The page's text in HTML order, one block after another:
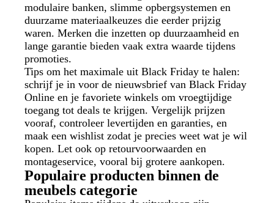
modulaire banken, slimme opbergsystemen en
duurzame materiaalkeuzes die eerder prijzig
waren. Merken die inzetten op duurzaamheid en
lange garantie bieden vaak extra waarde tijdens
promoties.
Tips om het maximale uit Black Friday te halen:
schrijf je in voor de nieuwsbrief van Black Friday
Online en je favoriete winkels om vroegtijdige
toegang tot deals te krijgen. Vergelijk prijzen
vooraf, controleer levertijden en garanties, en
maak een wishlist zodat je precies weet wat je wil
kopen. Let ook op retourvoorwaarden en
montageservice, vooral bij grotere aankopen.
Populaire producten binnen de
meubels categorie